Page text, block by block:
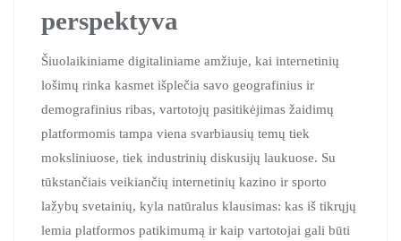
perspektyva
Šiuolaikiniame digitaliniame amžiuje, kai internetinių
lošimų rinka kasmet išplečia savo geografinius ir
demografinius ribas, vartotojų pasitikėjimas žaidimų
platformomis tampa viena svarbiausių temų tiek
moksliniuose, tiek industrinių diskusijų laukuose. Su
tūkstančiais veikiančių internetinių kazino ir sporto
lažybų svetainių, kyla natūralus klausimas: kas iš tikrųjų
lemia platformos patikimumą ir kaip vartotojai gali būti